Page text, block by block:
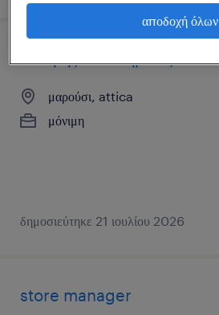
μαρούσι, attica
μόνιμη
δημοσιεύτηκε 21 ιουλίου 2026
store manager
αποδοχή όλων